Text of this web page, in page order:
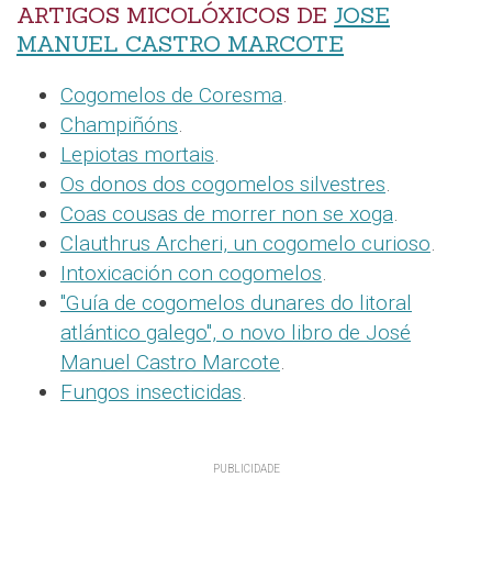
ARTIGOS MICOLÓXICOS DE JOSE
MANUEL CASTRO MARCOTE
Cogomelos de Coresma.
Champiñóns.
Lepiotas mortais.
Os donos dos cogomelos silvestres.
Coas cousas de morrer non se xoga.
Clauthrus Archeri, un cogomelo curioso.
Intoxicación con cogomelos.
"Guía de cogomelos dunares do litoral
atlántico galego", o novo libro de José
Manuel Castro Marcote.
Fungos insecticidas.